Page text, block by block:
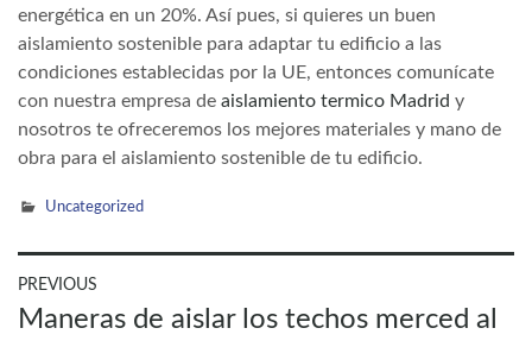
energética en un 20%. Así pues, si quieres un buen
aislamiento sostenible para adaptar tu edificio a las
condiciones establecidas por la UE, entonces comunícate
con nuestra empresa de aislamiento termico Madrid y
nosotros te ofreceremos los mejores materiales y mano de
obra para el aislamiento sostenible de tu edificio.
Uncategorized
Navegación
de
PREVIOUS
Previous
Maneras de aislar los techos merced al